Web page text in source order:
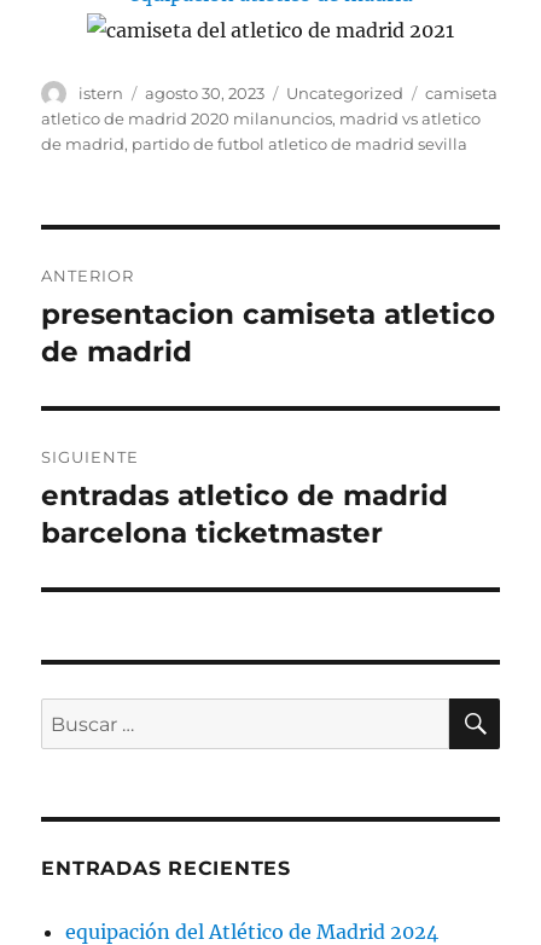
Autor
istern
Publicado
el
agosto 30, 2023 Categorías
Uncategorized Etiquetas
camiseta
atletico de madrid 2020 milanuncios, madrid vs atletico
de madrid, partido de futbol atletico de madrid sevilla
de
entradas
ANTERIOR
Entrada
anterior:
presentacion camiseta atletico
de madrid
SIGUIENTE
Entrada
siguiente:
entradas atletico de madrid
barcelona ticketmaster
Buscar
por:
ENTRADAS RECIENTES
equipación del Atlético de Madrid 2024